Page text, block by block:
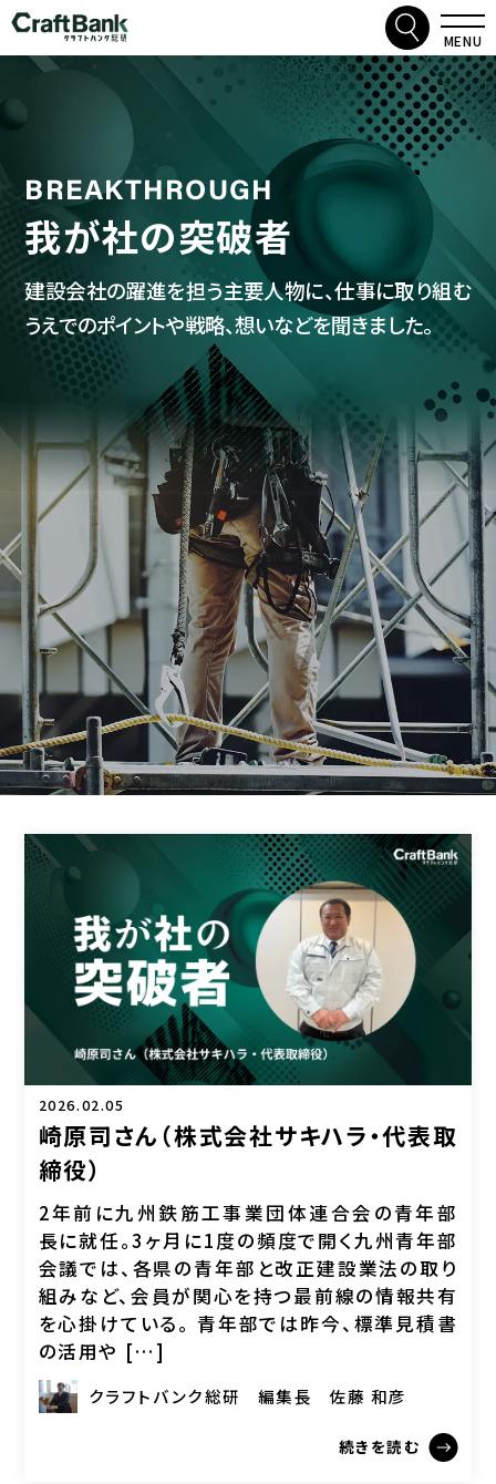
MENU
検索
BREAKTHROUGH
我が社の突破者
建設会社の躍進を担う主要人物に、仕事に取り組む
うえでのポイントや戦略、想いなどを聞きました。
2026.02.05
崎原司さん（株式会社サキハラ・代表取
締役）
2年前に九州鉄筋工事業団体連合会の青年部
長に就任。3ヶ月に1度の頻度で開く九州青年部
会議では、各県の青年部と改正建設業法の取り
組みなど、会員が関心を持つ最前線の情報共有
を心掛けている。 青年部では昨今、標準見積書
の活用や […]
クラフトバンク総研 編集長 佐藤 和彦
続きを読む